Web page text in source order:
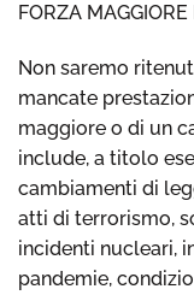
FORZA
Non saremo
mancate
maggiore o di un
include, a titolo
cambiamenti di
atti di terrorismo,
incidenti nucleari,
pandemie,